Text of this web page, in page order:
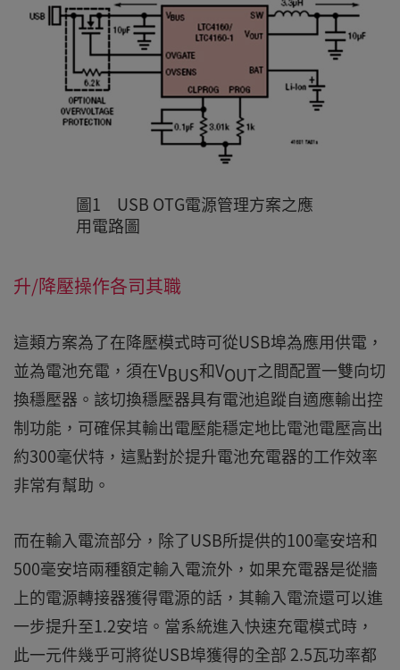
圖1 USB OTG電源管理方案之應
用電路圖
升/降壓操作各司其職
這類方案為了在降壓模式時可從USB埠為應用供電，
並為電池充電，須在VBUS和VOUT之間配置一雙向切
換穩壓器。該切換穩壓器具有電池追蹤自適應輸出控
制功能，可確保其輸出電壓能穩定地比電池電壓高出
約300毫伏特，這點對於提升電池充電器的工作效率
非常有幫助。
而在輸入電流部分，除了USB所提供的100毫安培和
500毫安培兩種額定輸入電流外，如果充電器是從牆
上的電源轉接器獲得電源的話，其輸入電流還可以進
一步提升至1.2安培。當系統進入快速充電模式時，
此一元件幾乎可將從USB埠獲得的全部 2.5瓦功率都